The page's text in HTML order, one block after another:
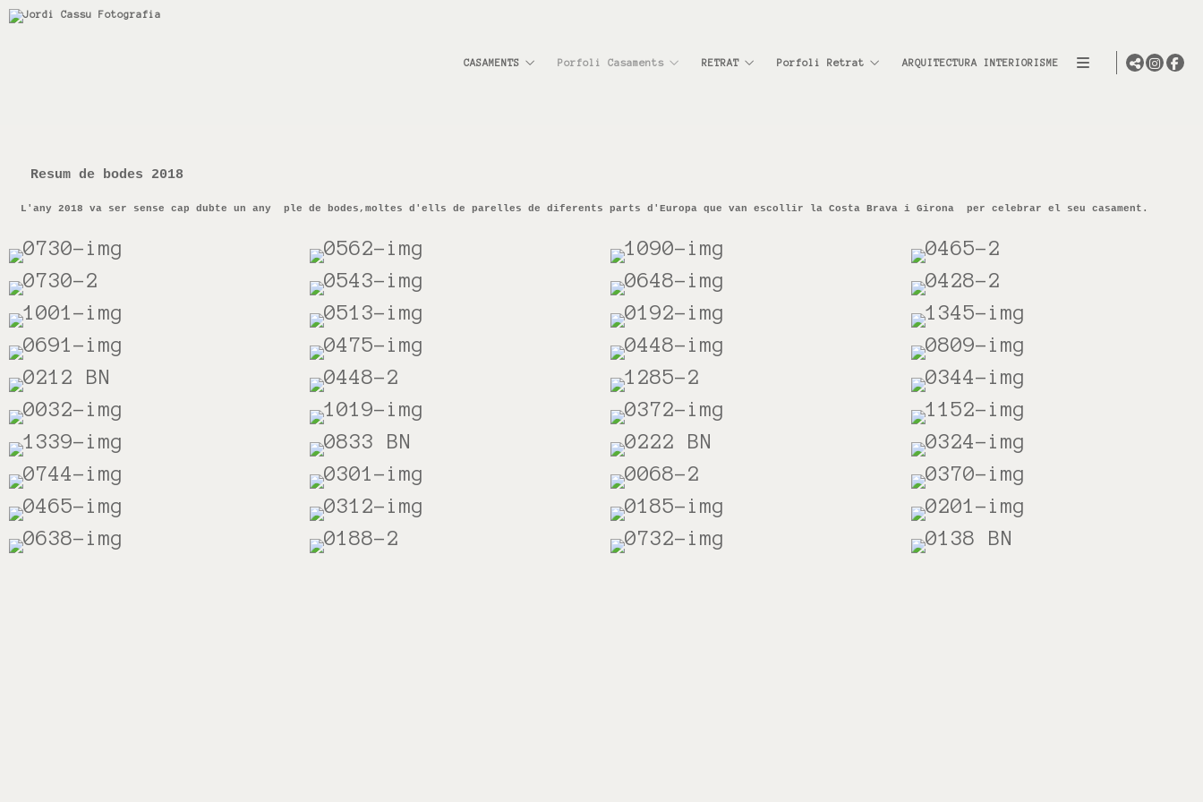
CASAMENTS Porfoli Casaments RETRAT Porfoli Retrat ARQUITECTURA INTERIORISME
Resum de bodes 2018
L'any 2018 va ser sense cap dubte un any ple de bodes,moltes d'ells de parelles de diferents parts d'Europa que van escollir la Costa Brava i Girona per celebrar el seu casament.